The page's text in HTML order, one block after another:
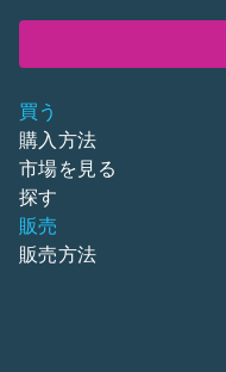
買う
購入方法
市場を見る
探す
販売
販売方法